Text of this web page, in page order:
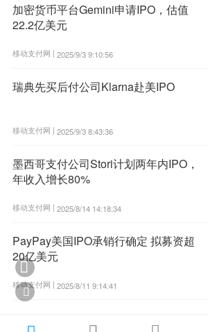
加密货币平台Gemini申请IPO，估值
22.2亿美元
移动支付网 | 2025/9/3 9:10:56
瑞典先买后付公司Klarna赴美IPO
移动支付网 | 2025/9/3 8:43:36
墨西哥支付公司Stori计划两年内IPO，
年收入增长80%
移动支付网 | 2025/8/14 14:18:34
PayPay美国IPO承销行确定 拟募资超
20亿美元
移动支付网 | 2025/8/11 9:14:41

